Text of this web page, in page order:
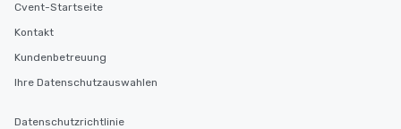
Cvent-Startseite
Kontakt
Kundenbetreuung
Ihre Datenschutzauswahlen
Datenschutzrichtlinie